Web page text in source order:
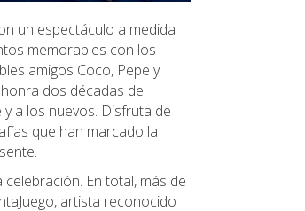
un espectáculo a medida
memorables con los
amigos Coco, Pepe y
dos décadas de
a los nuevos. Disfruta de
que han marcado la
En total, más de
artista reconocido